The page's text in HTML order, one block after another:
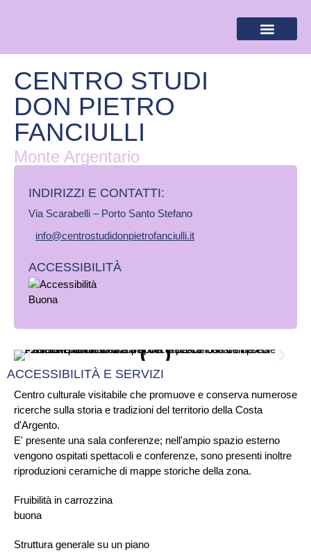
CENTRO STUDI
DON PIETRO
FANCIULLI
Monte Argentario
INDIRIZZI E CONTATTI:​
Via Scarabelli – Porto Santo Stefano
info@centrostudidonpietrofanciulli.it
ACCESSIBILITÀ
Centro culturale visitabile che promuove e conserva numerose
ricerche sulla storia e tradizioni del territorio della Costa
d'Argento.
E' presente una sala conferenze; nell'ampio spazio esterno
vengono ospitati spettacoli e conferenze, sono presenti inoltre
riproduzioni ceramiche di mappe storiche della zona.
Fruibilità in carrozzina
buona
Struttura generale su un piano
ACCESSIBILITÀ E SERVIZI